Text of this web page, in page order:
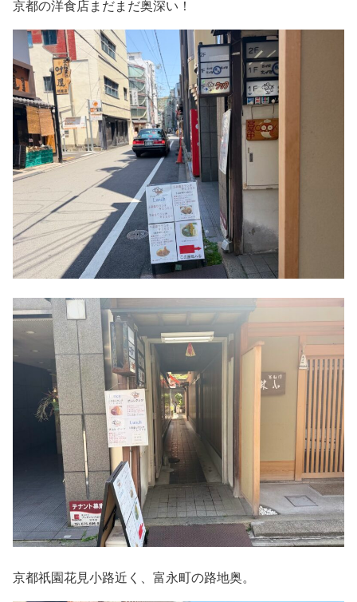
京都の洋食店まだまだ奥深い！
京都祇園花見小路近く、富永町の路地奥。